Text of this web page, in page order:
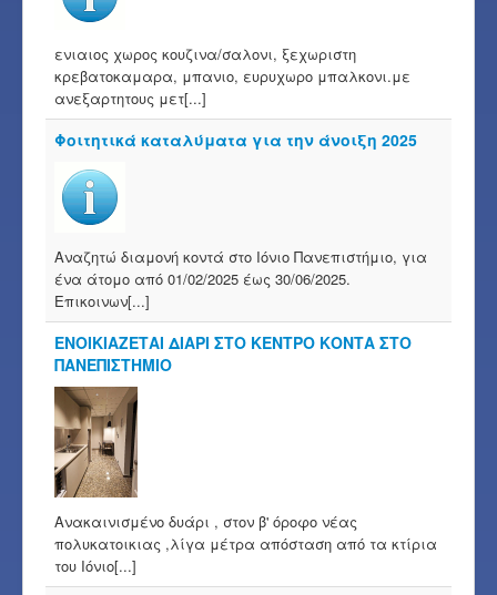
ενιαιος χωρος κουζινα/σαλονι, ξεχωριστη
κρεβατοκαμαρα, μπανιο, ευρυχωρο μπαλκονι.με
ανεξαρτητους μετ[...]
Φοιτητικά καταλύματα για την άνοιξη 2025
Αναζητώ διαμονή κοντά στο Ιόνιο Πανεπιστήμιο, για
ένα άτομο από 01/02/2025 έως 30/06/2025.
Επικοινων[...]
ΕΝΟΙΚΙΑΖΕΤΑΙ ΔΙΑΡΙ ΣΤΟ ΚΕΝΤΡΟ ΚΟΝΤΑ ΣΤΟ
ΠΑΝΕΠΙΣΤΗΜΙΟ
Ανακαινισμένο δυάρι , στον β' όροφο νέας
πολυκατοικιας ,λίγα μέτρα απόσταση από τα κτίρια
του Ιόνιο[...]